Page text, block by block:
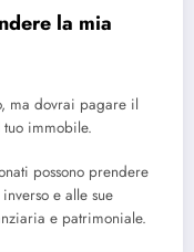
la mia
ma dovrai pagare il
immobile.
possono prendere
e alle sue
e patrimoniale.